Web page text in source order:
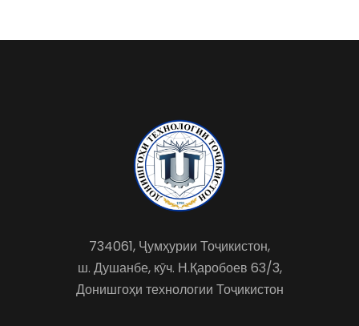
734061, Ҷумҳурии Тоҷикистон,
ш. Душанбе, кӯч. Н.Қаробоев 63/3,
Донишгоҳи технологии Тоҷикистон